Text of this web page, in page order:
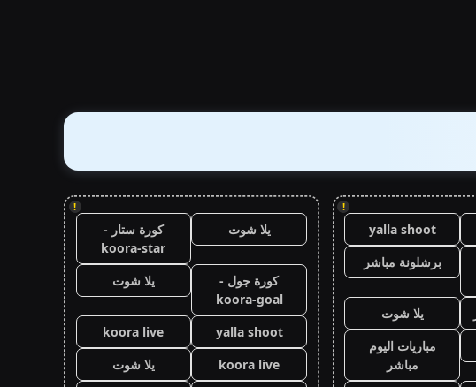
!
yalla shoot
برشلونة مباشر
يلا شوت
مباريات اليوم
مباشر
!
يلا شوت
كورة ستار -
koora-star
كورة جول -
koora-goal
يلا شوت
yalla shoot
koora live
koora live
يلا شوت